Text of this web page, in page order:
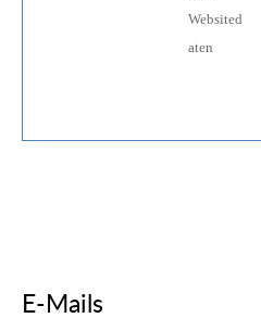
Websited
aten
E-Mails